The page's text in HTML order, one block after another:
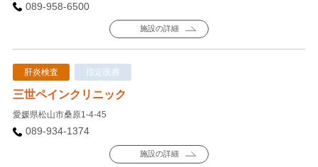
089-958-6500
施設の詳細
肝炎検査 指定医療
三世ペインクリニック
愛媛県松山市桑原1-4-45
089-934-1374
施設の詳細